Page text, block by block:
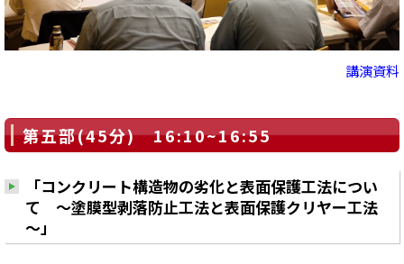
講演資料
第五部(45分) 16:10~16:55
「コンクリート構造物の劣化と表面保護工法につい
て ～塗膜型剥落防止工法と表面保護クリヤー工法
～」